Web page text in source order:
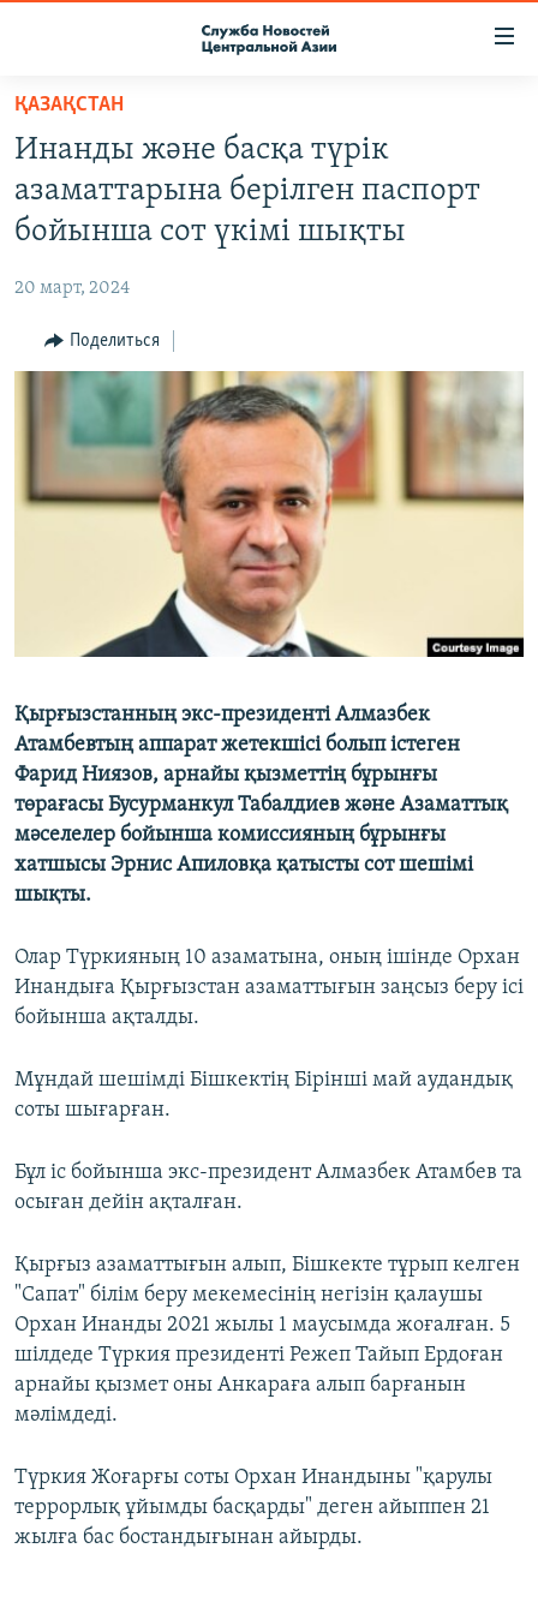
Вернуться
основному
содержанию
Вернутся
главной
навигации
Вернутся
ПОДПИСКА
КОНТАКТЫ
НАСТОЯЩЕЕ ВРЕМЯ
МИГРАНТ МЕДИА
ҚАЗАҚСТАН
Инанды және басқа түрік
азаматтарына берілген паспорт
бойынша сот үкімі шықты
20 март, 2024
Поделиться
Қырғызстанның экс-президенті Алмазбек
Атамбевтың аппарат жетекшісі болып істеген
Фарид Ниязов, арнайы қызметтің бұрынғы
төрағасы Бусурманкул Табалдиев және Азаматтық
мәселелер бойынша комиссияның бұрынғы
хатшысы Эрнис Апиловқа қатысты сот шешімі
шықты.
Олар Түркияның 10 азаматына, оның ішінде Орхан
Инандыға Қырғызстан азаматтығын заңсыз беру ісі
бойынша ақталды.
Мұндай шешімді Бішкектің Бірінші май аудандық
соты шығарған.
Бұл іс бойынша экс-президент Алмазбек Атамбев та
осыған дейін ақталған.
Қырғыз азаматтығын алып, Бішкекте тұрып келген
"Сапат" білім беру мекемесінің негізін қалаушы
Орхан Инанды 2021 жылы 1 маусымда жоғалған. 5
шілдеде Түркия президенті Режеп Тайып Ердоған
арнайы қызмет оны Анкараға алып барғанын
мәлімдеді.
Түркия Жоғарғы соты Орхан Инандыны "қарулы
террорлық ұйымды басқарды" деген айыппен 21
жылға бас бостандығынан айырды.